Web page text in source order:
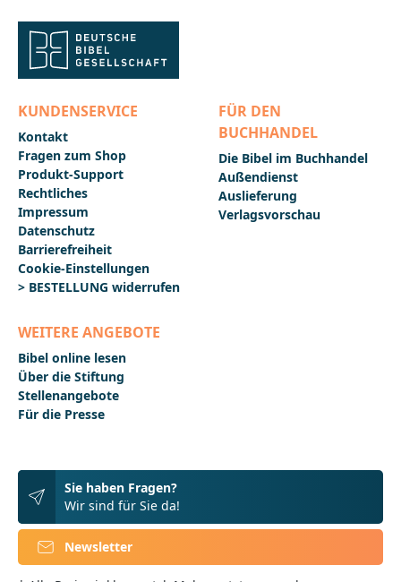
Sie sich bitte an:Deutsche BibelgesellschaftBalinger
Str. 31 A70567 Stuttgartproduktsicherheit@dbg.de
KUNDENSERVICE
Kontakt
Fragen zum Shop
Produkt-Support
Rechtliches
Impressum
Datenschutz
Barrierefreiheit
Cookie-Einstellungen
> BESTELLUNG widerrufen
FÜR DEN
BUCHHANDEL
Die Bibel im Buchhandel
Außendienst
Auslieferung
Verlagsvorschau
WEITERE ANGEBOTE
Bibel online lesen
Über die Stiftung
Stellenangebote
Für die Presse
Sie haben Fragen?
Wir sind für Sie da!
Newsletter